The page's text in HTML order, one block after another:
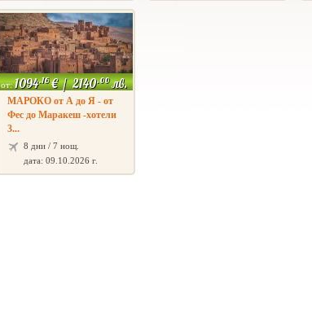
от:1094.16 € / 2140.00 лв.
МАРОКО от А до Я - от
Фес до Маракеш -хотели
3...
8 дни / 7 нощ.
дата: 09.10.2026 г.